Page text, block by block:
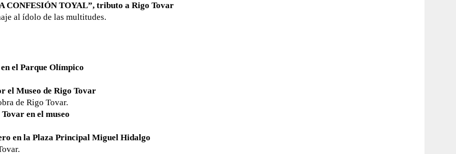
CONFESIÓN TOYAL”, tributo a Rigo Tovar
al ídolo de las multitudes.
el Parque Olímpico
el Museo de Rigo Tovar
de Rigo Tovar.
en el museo
en la Plaza Principal Miguel Hidalgo